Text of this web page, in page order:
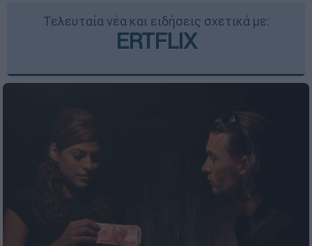
Τελευταία νέα και ειδήσεις σχετικά με:
ERTFLIX